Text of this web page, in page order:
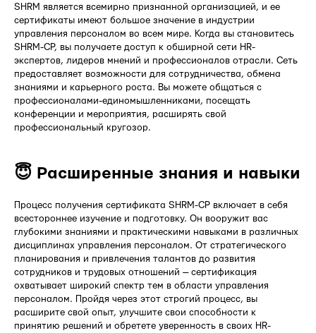
SHRM является всемирно признанной организацией, и ее
сертификаты имеют большое значение в индустрии
управления персоналом во всем мире. Когда вы становитесь
SHRM-CP, вы получаете доступ к обширной сети HR-
экспертов, лидеров мнений и профессионалов отрасли. Сеть
предоставляет возможности для сотрудничества, обмена
знаниями и карьерного роста. Вы можете общаться с
профессионалами-единомышленниками, посещать
конференции и мероприятия, расширять свой
профессиональный кругозор.
😇 Расширенные знания и навыки
Процесс получения сертификата SHRM-CP включает в себя
всестороннее изучение и подготовку. Он вооружит вас
глубокими знаниями и практическими навыками в различных
дисциплинах управления персоналом. От стратегического
планирования и привлечения талантов до развития
сотрудников и трудовых отношений — сертификация
охватывает широкий спектр тем в области управления
персоналом. Пройдя через этот строгий процесс, вы
расширите свой опыт, улучшите свои способности к
принятию решений и обретете уверенность в своих HR-